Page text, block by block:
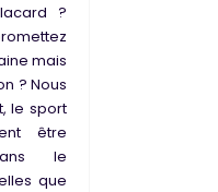
?
mais
? Nous
le sport
être
le
que